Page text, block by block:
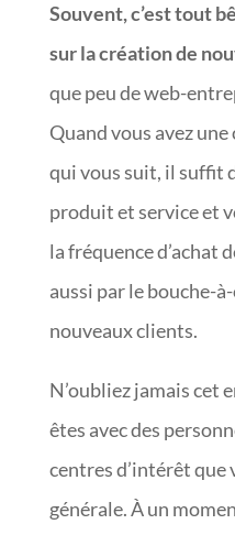
Souvent, c’est tout
sur la création de
que peu de web-
Quand vous avez
qui vous suit, il suffit
produit et service et
la fréquence d’achat
aussi par le bouche-
nouveaux clients.
N’oubliez jamais cet
êtes avec des
centres d’intérêt que
générale. À un